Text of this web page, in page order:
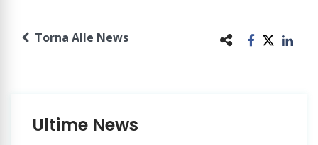
Torna Alle News
Ultime News